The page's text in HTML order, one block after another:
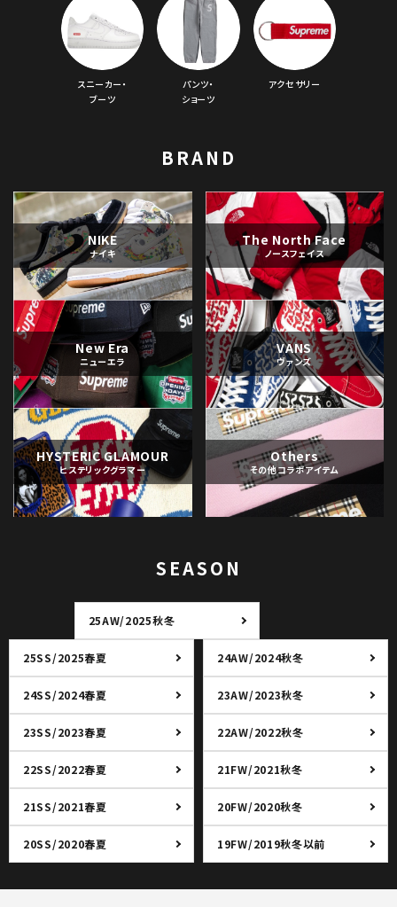
スニーカー・
ブーツ
パンツ・
ショーツ
アクセサリー
BRAND
NIKE
ナイキ
The North Face
ノースフェイス
New Era
ニューエラ
VANS
ヴァンズ
HYSTERIC GLAMOUR
ヒステリックグラマー
Others
その他コラボアイテム
SEASON
25AW/2025秋冬
25SS/2025春夏 24AW/2024秋冬
24SS/2024春夏 23AW/2023秋冬
23SS/2023春夏 22AW/2022秋冬
22SS/2022春夏 21FW/2021秋冬
21SS/2021春夏 20FW/2020秋冬
20SS/2020春夏 19FW/2019秋冬以前